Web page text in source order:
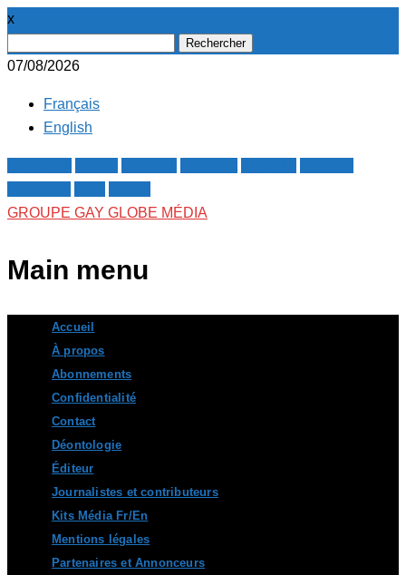
x
07/08/2026
Français
English
GROUPE GAY GLOBE MÉDIA
Main menu
content
Accueil
À propos
Abonnements
Confidentialité
Contact
Déontologie
Éditeur
Journalistes et contributeurs
Kits Média Fr/En
Mentions légales
Partenaires et Annonceurs